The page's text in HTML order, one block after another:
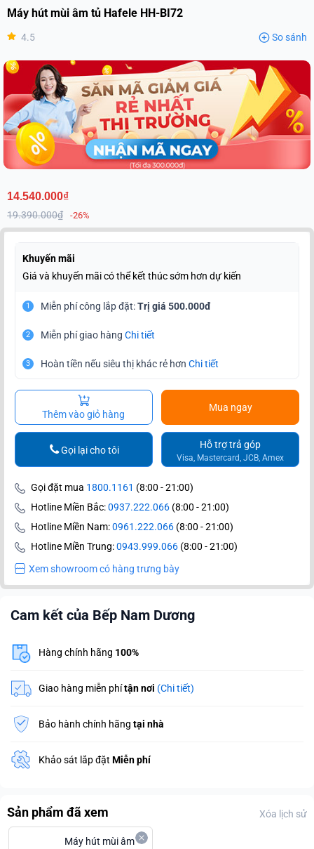
Máy hút mùi âm tủ Hafele HH-BI72
4.5 So sánh
14.540.000₫
19.390.000₫ -26%
Khuyến mãi
Giá và khuyến mãi có thể kết thúc sớm hơn dự kiến
1 Miễn phí công lắp đặt:Trị giá 500.000đ
2 Miễn phí giao hàng Chi tiết
3 Hoàn tiền nếu siêu thị khác rẻ hơn Chi tiết
Thêm vào giỏ hàng
Mua ngay
Hỗ trợ trả góp
Visa, Mastercard, JCB, Amex
Gọi lại cho tôi
Gọi đặt mua 1800.1161 (8:00 - 21:00)
Hotline Miền Bắc:0937.222.066 (8:00 - 21:00)
Hotline Miền Nam:0961.222.066 (8:00 - 21:00)
Hotline Miền Trung:0943.999.066 (8:00 - 21:00)
Xem showroom có hàng trưng bày
Cam kết của Bếp Nam Dương
Hàng chính hãng 100%
Giao hàng miễn phítận nơi (Chi tiết)
Bảo hành chính hãng tại nhà
Khảo sát lắp đặt Miễn phí
Sản phẩm đã xem Xóa lịch sử
Máy hút mùi âm